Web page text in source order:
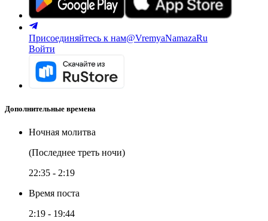
Присоединяйтесь к нам@VremyaNamazaRu
Войти
Дополнительные времена
Ночная молитва
(Последнее треть ночи)
22:35 - 2:19
Время поста
2:19 - 19:44